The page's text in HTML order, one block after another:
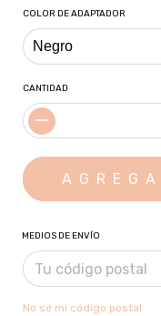
COLOR DE ADAPTADOR
CANTIDAD
MEDIOS DE ENVÍO
No sé mi código postal